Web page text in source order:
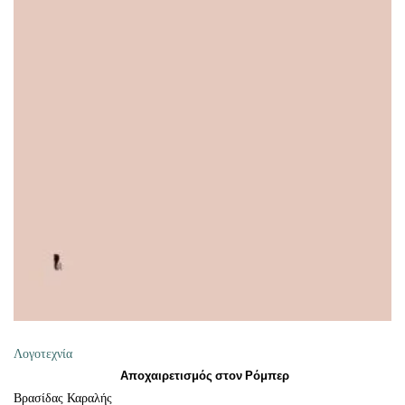
Λογοτεχνία
Αποχαιρετισμός στον Ρόμπερ
Βρασίδας Καραλής